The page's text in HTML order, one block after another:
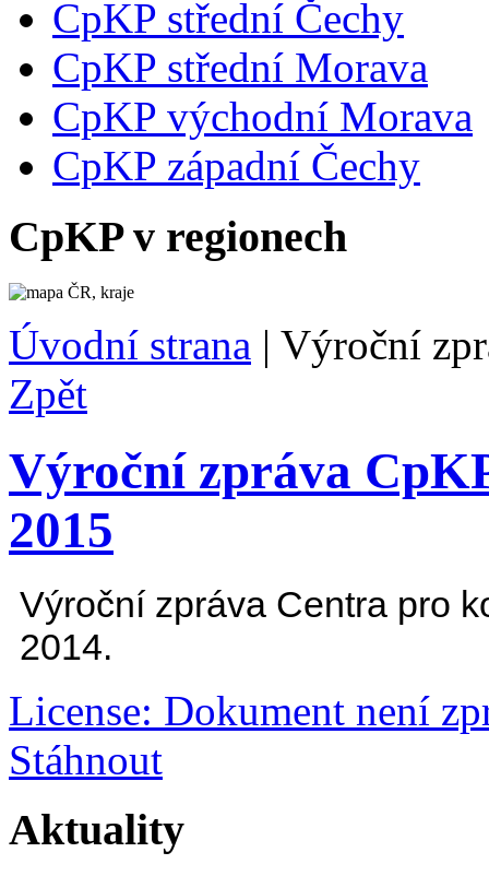
CpKP střední Čechy
CpKP střední Morava
CpKP východní Morava
CpKP západní Čechy
CpKP v regionech
Úvodní strana | Výroční
Zpět
Výroční zpráva
2015
Výroční zpráva Centra pro
2014.
License: Dokument není
Stáhnout
Aktuality